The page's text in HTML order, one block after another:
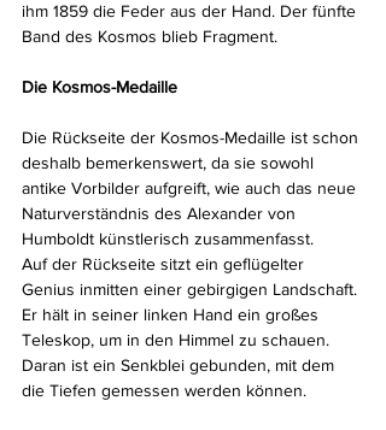
ihm 1859 die Feder aus der Hand. Der fünfte
Band des Kosmos blieb Fragment.
Die Kosmos-Medaille
Die Rückseite der Kosmos-Medaille ist schon
deshalb bemerkenswert, da sie sowohl
antike Vorbilder aufgreift, wie auch das neue
Naturverständnis des Alexander von
Humboldt künstlerisch zusammenfasst.
Auf der Rückseite sitzt ein geflügelter
Genius inmitten einer gebirgigen Landschaft.
Er hält in seiner linken Hand ein großes
Teleskop, um in den Himmel zu schauen.
Daran ist ein Senkblei gebunden, mit dem
die Tiefen gemessen werden können.